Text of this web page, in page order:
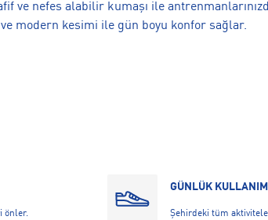
ve nefes alabilir kumaşı ile
modern kesimi ile gün boyu konfor sağlar.
önler.
GÜNLÜK KULLANIM
Şehirdeki tüm